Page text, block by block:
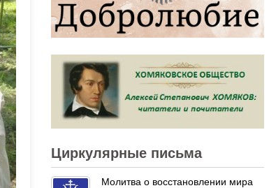
Циркулярные письма
Молитва о восстановлении мира